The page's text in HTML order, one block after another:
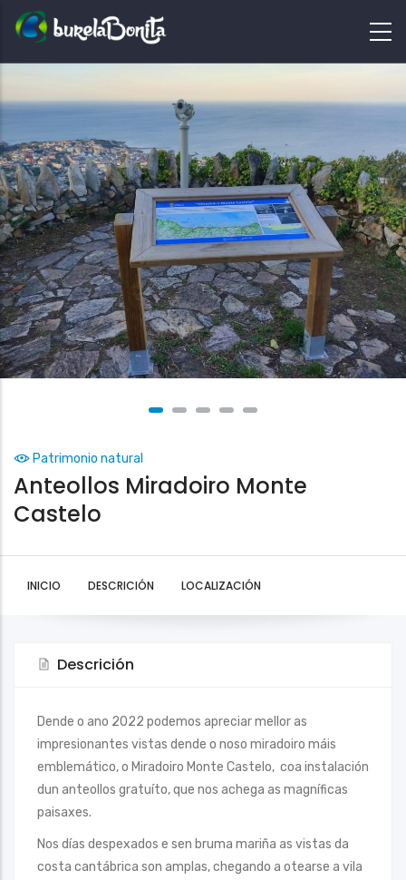
Patrimonio natural
Anteollos Miradoiro Monte
Castelo
INICIO DESCRICIÓN LOCALIZACIÓN
Descrición
Dende o ano 2022 podemos apreciar mellor as
impresionantes vistas dende o noso miradoiro máis
emblemático, o Miradoiro Monte Castelo, coa instalación
dun anteollos gratuíto, que nos achega as magníficas
paisaxes.
Nos días despexados e sen bruma mariña as vistas da
costa cantábrica son amplas, chegando a otearse a vila